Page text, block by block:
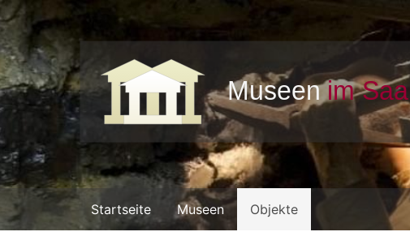
Startseite Museen Objekte